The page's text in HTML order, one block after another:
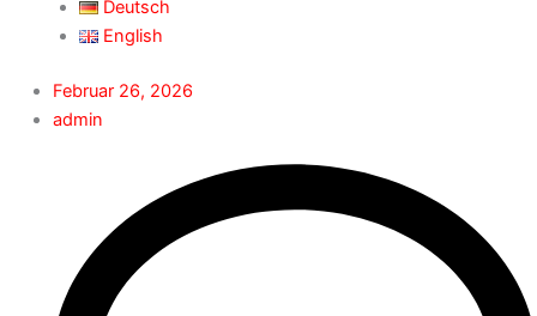
Deutsch
English
Februar 26, 2026
admin